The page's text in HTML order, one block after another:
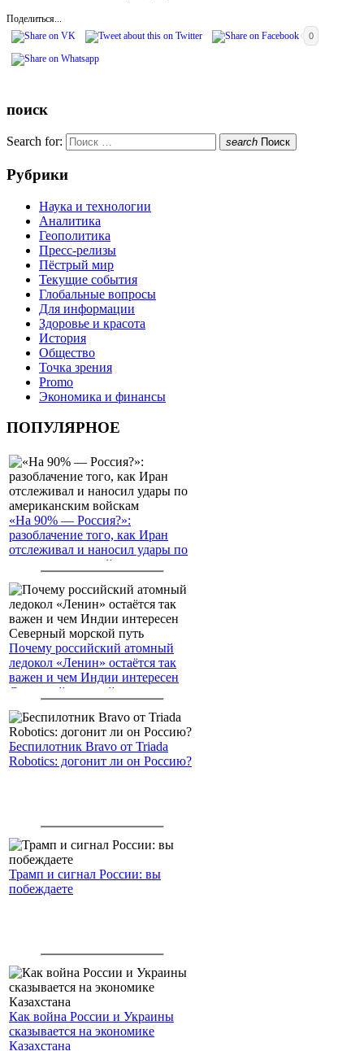
Поделиться...
0
поиск
Search for: search Поиск
Рубрики
Наука и технологии
Аналитика
Геополитика
Пресс-релизы
Пёстрый мир
Текущие события
Глобальные вопросы
Для информации
Здоровье и красота
История
Общество
Точка зрения
Promo
Экономика и финансы
ПОПУЛЯРНОЕ
«На 90% — Россия?»:
разоблачение того, как Иран
отслеживал и наносил удары по
американским войскам
Почему российский атомный
ледокол «Ленин» остаётся так
важен и чем Индии интересен
Северный морской путь
Беспилотник Bravo от Triada
Robotics: догонит ли он Россию?
Трамп и сигнал России: вы
побеждаете
Как война России и Украины
сказывается на экономике
Казахстана